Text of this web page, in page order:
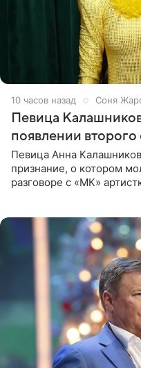
10 часов назад Соня
Певица
появлении второго
Певица Анна
признание, о котором
разговоре с «МК»